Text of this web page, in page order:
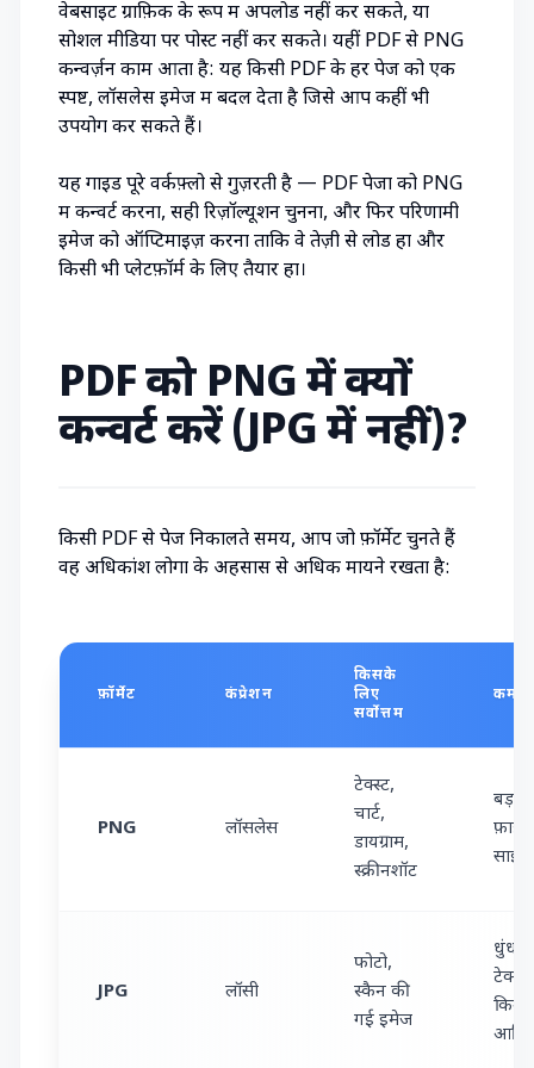
वेबसाइट ग्राफ़िक के रूप में अपलोड नहीं कर सकते, या
सोशल मीडिया पर पोस्ट नहीं कर सकते। यहीं PDF से PNG
कन्वर्ज़न काम आता है: यह किसी PDF के हर पेज को एक
स्पष्ट, लॉसलेस इमेज में बदल देता है जिसे आप कहीं भी
उपयोग कर सकते हैं।
यह गाइड पूरे वर्कफ़्लो से गुज़रती है — PDF पेजों को PNG
में कन्वर्ट करना, सही रिज़ॉल्यूशन चुनना, और फिर परिणामी
इमेज को ऑप्टिमाइज़ करना ताकि वे तेज़ी से लोड हों और
किसी भी प्लेटफ़ॉर्म के लिए तैयार हों।
PDF को PNG में क्यों
कन्वर्ट करें (JPG में नहीं)?
किसी PDF से पेज निकालते समय, आप जो फ़ॉर्मेट चुनते हैं
वह अधिकांश लोगों के अहसास से अधिक मायने रखता है:
फ़ॉर्मेट कंप्रेशन
किसके
लिए
सर्वोत्तम
PNG लॉसलेस
टेक्स्ट,
चार्ट,
डायग्राम,
स्क्रीनशॉट
बड़ा
फ़ाइल
साइज़
JPG लॉसी
फोटो,
स्कैन की
गई इमेज
धुंधले
टेक्स्ट